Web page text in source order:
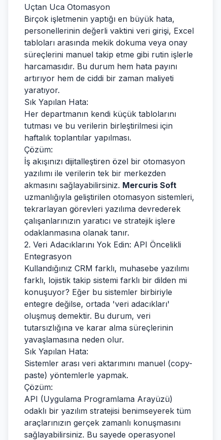
Uçtan Uca Otomasyon
Birçok işletmenin yaptığı en büyük hata,
personellerinin değerli vaktini veri girişi, Excel
tabloları arasında mekik dokuma veya onay
süreçlerini manuel takip etme gibi rutin işlerle
harcamasıdır. Bu durum hem hata payını
artırıyor hem de ciddi bir zaman maliyeti
yaratıyor.
Sık Yapılan Hata:
Her departmanın kendi küçük tablolarını
tutması ve bu verilerin birleştirilmesi için
haftalık toplantılar yapılması.
Çözüm:
İş akışınızı dijitalleştiren özel bir otomasyon
yazılımı ile verilerin tek bir merkezden
akmasını sağlayabilirsiniz. Mercuris Soft
uzmanlığıyla geliştirilen otomasyon sistemleri,
tekrarlayan görevleri yazılıma devrederek
çalışanlarınızın yaratıcı ve stratejik işlere
odaklanmasına olanak tanır.
2. Veri Adacıklarını Yok Edin: API Öncelikli
Entegrasyon
Kullandığınız CRM farklı, muhasebe yazılımı
farklı, lojistik takip sistemi farklı bir dilden mi
konuşuyor? Eğer bu sistemler birbiriyle
entegre değilse, ortada 'veri adacıkları'
oluşmuş demektir. Bu durum, veri
tutarsızlığına ve karar alma süreçlerinin
yavaşlamasına neden olur.
Sık Yapılan Hata:
Sistemler arası veri aktarımını manuel (copy-
paste) yöntemlerle yapmak.
Çözüm:
API (Uygulama Programlama Arayüzü)
odaklı bir yazılım stratejisi benimseyerek tüm
araçlarınızın gerçek zamanlı konuşmasını
sağlayabilirsiniz. Bu sayede operasyonel